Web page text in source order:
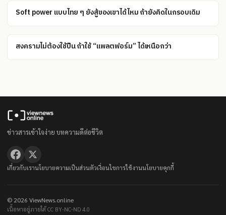
Soft power แบบไทย ๆ ยังสู้ของเขาได้ไหม ถ้ายังคิดในกรอบเดิม
สงครามไม่ต้องใช้ปืน ถ้าใช้ “แพลตฟอร์ม” ได้เหนือกว่า
ข่าวสารเข้าใจง่าย บทความดีต่อชีวิต
เกี่ยวกับเรานโยบายความเป็นส่วนตัวเงื่อนไขการใช้งานนโยบายคุกกี้
© 2026 ViewNews.online
เนื้อหาอยู่ภายใต้ CC BY-NC-ND 4.0